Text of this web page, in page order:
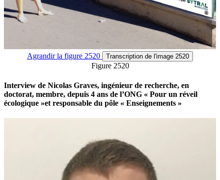
Agrandirla figure 2520 Transcription de l'image 2520
Figure 2520
Interview de Nicolas Graves, ingénieur de recherche, en
doctorat, membre, depuis 4 ans de l’ONG « Pour un réveil
écologique »et responsable du pôle « Enseignements »